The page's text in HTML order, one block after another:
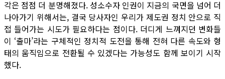
각은 점점 더 분명해졌다. 성소수자 인권이 지금의 국면을 넘어 더
나아가기 위해서는, 결국 당사자인 우리가 제도권 정치 안으로 직
접 들어가는 시도가 필요하다는 점이다. 더디게 느껴지던 변화들
이 ‘출마’라는 구체적인 정치적 도전을 통해 전혀 다른 속도와 형
태의 움직임으로 전환될 수 있겠다는 가능성도 함께 보이기 시작
했다.